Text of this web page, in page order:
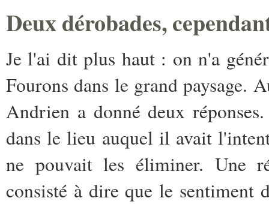
Deux dérobades,
Je l'ai dit plus haut : on n'a
Fourons dans le grand paysage.
Andrien a donné deux
dans le lieu auquel il avait
ne pouvait les éliminer. Une
consisté à dire que le sentiment